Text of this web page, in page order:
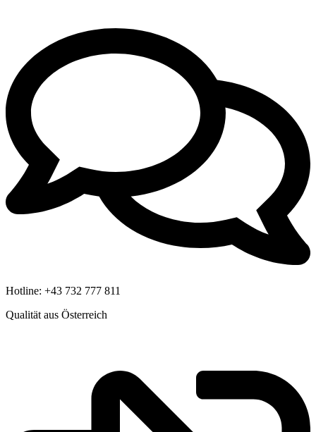
Hotline: +43 732 777 811
Qualität aus Österreich